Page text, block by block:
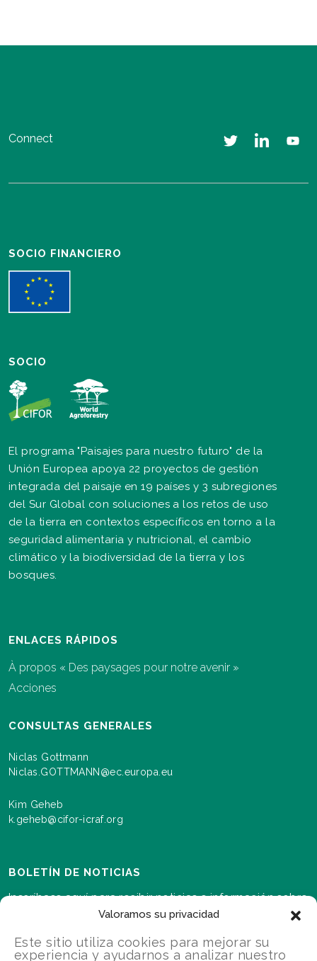
Valoramos su privacidad
Este sitio utiliza cookies para mejorar su
experiencia y ayudarnos a analizar nuestro
Connect
SOCIO FINANCIERO
SOCIO
El programa "Paisajes para nuestro futuro" de la
Unión Europea apoya 22 proyectos de gestión
integrada del paisaje en 19 países y 3 subregiones
del Sur Global con soluciones a los retos de uso
de la tierra en contextos específicos en torno a la
seguridad alimentaria y nutricional, el cambio
climático y la biodiversidad de la tierra y los
bosques.
ENLACES RÁPIDOS
À propos « Des paysages pour notre avenir »
Acciones
CONSULTAS GENERALES
Niclas Gottmann
Niclas.GOTTMANN@ec.europa.eu
Kim Geheb
k.geheb@cifor-icraf.org
BOLETÍN DE NOTICIAS
Inscríbase aquí para recibir noticias e información sobre
los eventos y los avances a medida que se desarrolla el